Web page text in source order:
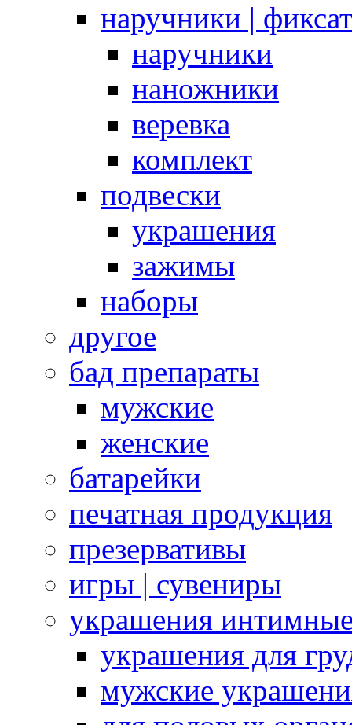
наручники |
наручники
наножники
веревка
комплект
подвески
украшения
зажимы
наборы
другое
бад препараты
мужские
женские
батарейки
печатная продукция
презервативы
игры | сувениры
украшения
украшения для
мужские